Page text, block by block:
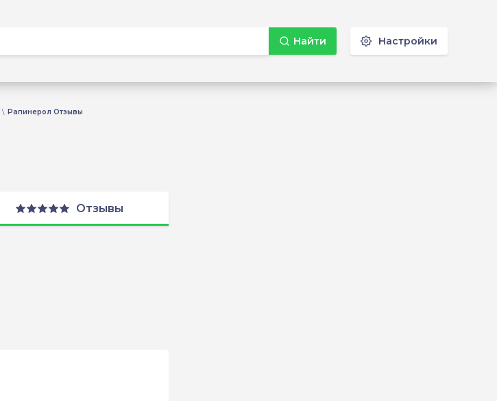
Рапинерол Отзывы
Отзывы
Найти Настройки